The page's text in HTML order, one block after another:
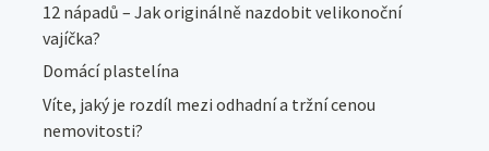
12 nápadů – Jak originálně nazdobit velikonoční
vajíčka?
Domácí plastelína
Víte, jaký je rozdíl mezi odhadní a tržní cenou
nemovitosti?